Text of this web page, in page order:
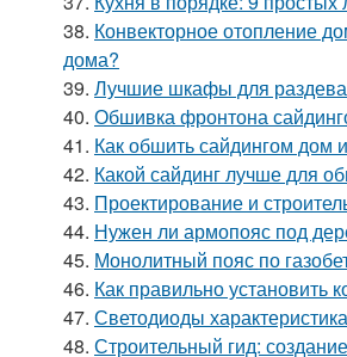
38. Конвекторное отопление
дома?
39. Лучшие шкафы для
40. Обшивка фронтона
41. Как обшить сайдингом дом
42. Какой сайдинг лучше для
43. Проектирование и
44. Нужен ли армопояс под
45. Монолитный пояс по
46. Как правильно установить
47. Светодиоды
48. Строительный гид: